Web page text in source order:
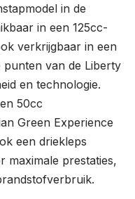
in de
in een 125cc-
verkrijgbaar in een
van de Liberty
en technologie.
50cc
Green Experience
een driekleps
maximale prestaties,